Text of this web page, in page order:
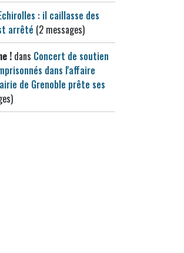
: il caillasse des
arrêté (2 messages)
! dans Concert de soutien
dans l'affaire
de Grenoble prête ses